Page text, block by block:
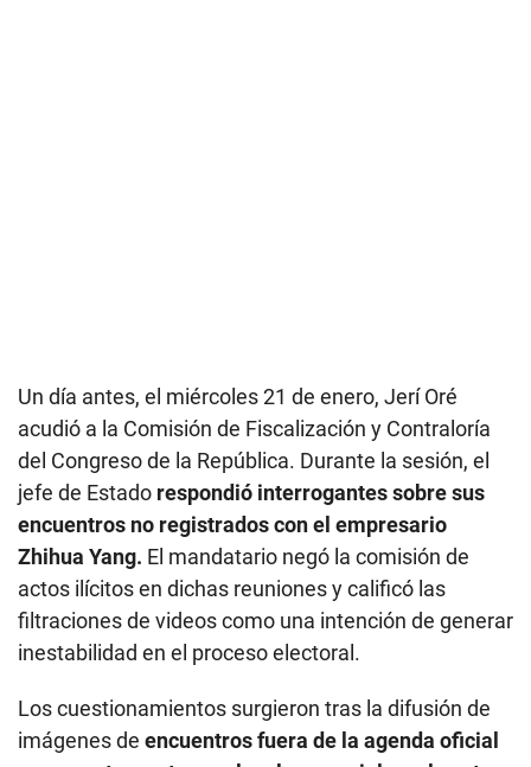
Un día antes, el miércoles 21 de enero, Jerí Oré
acudió a la Comisión de Fiscalización y Contraloría
del Congreso de la República. Durante la sesión, el
jefe de Estado respondió interrogantes sobre sus
encuentros no registrados con el empresario
Zhihua Yang. El mandatario negó la comisión de
actos ilícitos en dichas reuniones y calificó las
filtraciones de videos como una intención de generar
inestabilidad en el proceso electoral.
Los cuestionamientos surgieron tras la difusión de
imágenes de encuentros fuera de la agenda oficial